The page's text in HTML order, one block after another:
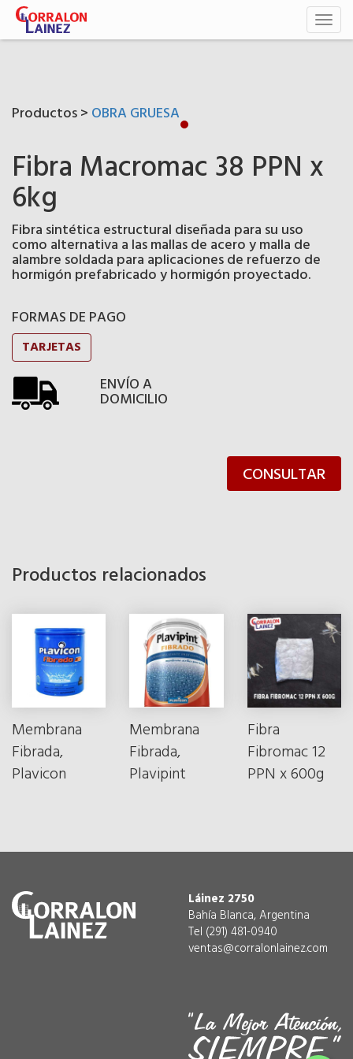
Productos > OBRA GRUESA
Fibra Macromac 38 PPN x
6kg
Fibra sintética estructural diseñada para su uso
como alternativa a las mallas de acero y malla de
alambre soldada para aplicaciones de refuerzo de
hormigón prefabricado y hormigón proyectado.
FORMAS DE PAGO
TARJETAS
ENVÍO A
DOMICILIO
CONSULTAR
Productos relacionados
Membrana
Fibrada,
Plavicon
Membrana
Fibrada,
Plavipint
Fibra
Fibromac 12
PPN x 600g
Láinez 2750
Bahía Blanca, Argentina
Tel (291) 481-0940
ventas@corralonlainez.com